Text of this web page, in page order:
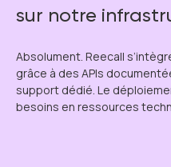
sur notre
Absolument. Reecall
grâce à des APIs
support dédié. Le
besoins en ressources